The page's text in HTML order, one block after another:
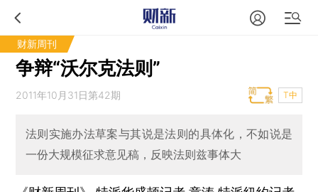
财新周刊
争辩“沃尔克法则”
2011年10月31日第42期 T中
法则实施办法草案与其说是法则的具体化，不如说是
一份大规模征求意见稿，反映法则兹事体大